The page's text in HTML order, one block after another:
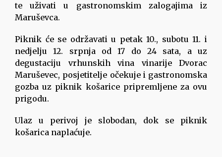
te uživati u gastronomskim zalogajima iz
Maruševca.
Piknik će se održavati u petak 10., subotu 11. i
nedjelju 12. srpnja od 17 do 24 sata, a uz
degustaciju vrhunskih vina vinarije Dvorac
Maruševec, posjetitelje očekuje i gastronomska
gozba uz piknik košarice pripremljene za ovu
prigodu.
Ulaz u perivoj je slobodan, dok se piknik
košarica naplaćuje.